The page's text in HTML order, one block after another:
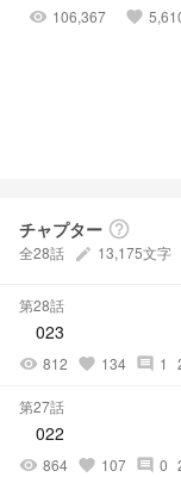
visibility 106,367 favorite
チャプター help_outline
全28話 create 13,175文字
第28話
023
visibility 812 favorite 134 comment 1
第27話
022
visibility 864 favorite 107 comment 0